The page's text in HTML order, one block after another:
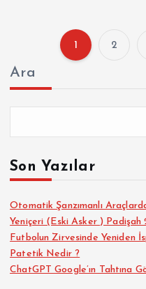
1 2
Ara
Son Yazılar
Otomatik Şanzımanlı
Yeniçeri (Eski Asker ) Padişah
Futbolun Zirvesinde Yeniden
Patetik Nedir ?
ChatGPT Google’ın Tahtına